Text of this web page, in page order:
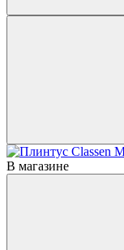
В магазине